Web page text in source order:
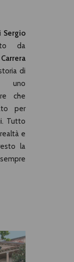
Sergio
da
di
uno
che
per
Tutto
e
la